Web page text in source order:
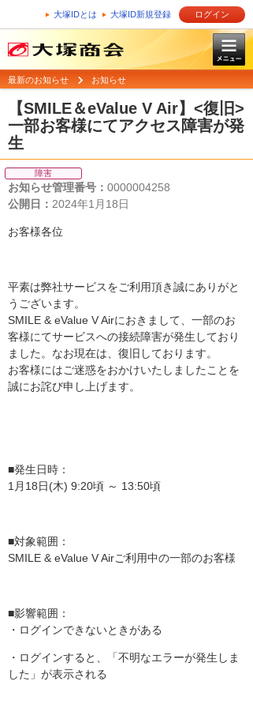
大塚IDとは 大塚ID新規登録 ログイン
最新のお知らせ お知らせ
【SMILE＆eValue V Air】<復旧>
一部お客様にてアクセス障害が発
生
障害
お知らせ管理番号： 0000004258
公開日： 2024年1月18日
お客様各位
平素は弊社サービスをご利用頂き誠にありがと
うございます。
SMILE & eValue V Airにおきまして、一部のお
客様にてサービスへの接続障害が発生しており
ました。なお現在は、復旧しております。
お客様にはご迷惑をおかけいたしましたことを
誠にお詫び申し上げます。
■発生日時：
1月18日(木) 9:20頃 ～ 13:50頃
■対象範囲：
SMILE & eValue V Airご利用中の一部のお客様
■影響範囲：
・ログインできないときがある
・ログインすると、「不明なエラーが発生しま
した」が表示される